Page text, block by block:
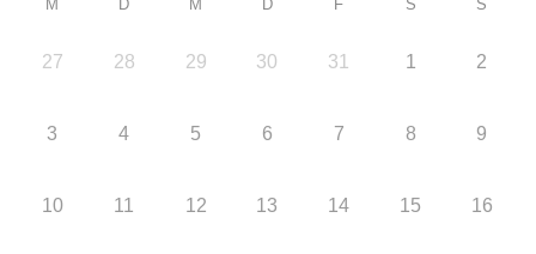
M D M D F S S
27 28 29 30 31 1 2
3 4 5 6 7 8 9
10 11 12 13 14 15 16